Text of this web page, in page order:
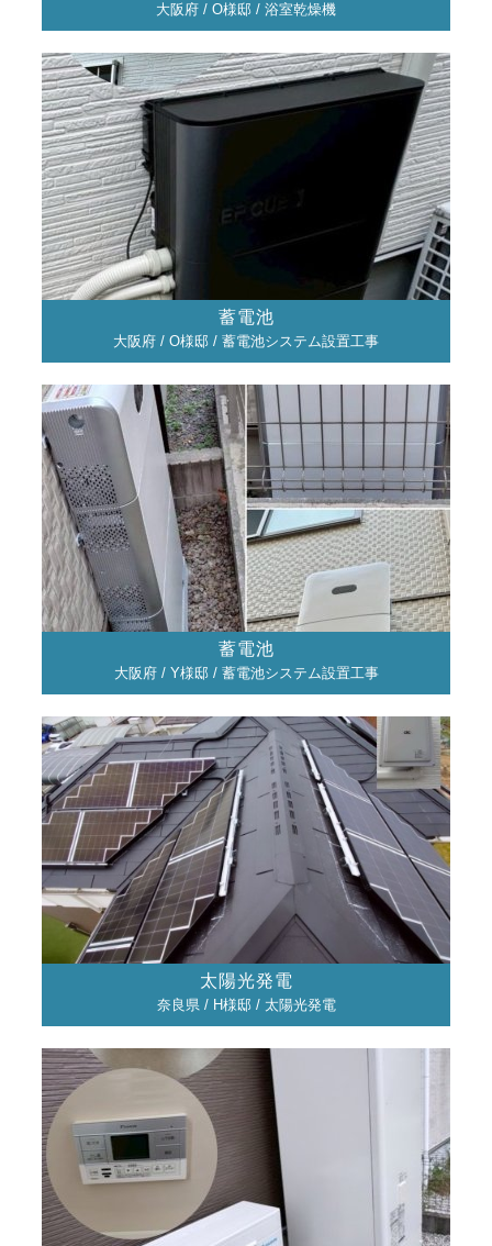
大阪府 / O様邸 / 浴室乾燥機
蓄電池
大阪府 / O様邸 / 蓄電池システム設置工事
蓄電池
大阪府 / Y様邸 / 蓄電池システム設置工事
太陽光発電
奈良県 / H様邸 / 太陽光発電